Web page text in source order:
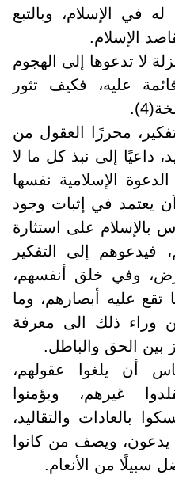
في الإسلام، وبالتبع
الإسلام.
لا تدعوها إلى الهجوم
عليه، فكيف تثور
محررًا العقول من
داعيًا إلى نبذ كل ما لا
الإسلامية نفسها
يعتمد في إثبات وجود
بالإسلام على استثارة
فيدعوهم إلى التفكير
وفي خلق أنفسهم،
تقع عليه أبصارهم، وما
وراء ذلك الى معرفة
بين الحق والباطل.
أن يلغوا عقولهم،
غيرهم، ويؤمنوا
بالعادات والتقاليد،
يدعون، ويصف من كانوا
سبيلًا من الأنعام.